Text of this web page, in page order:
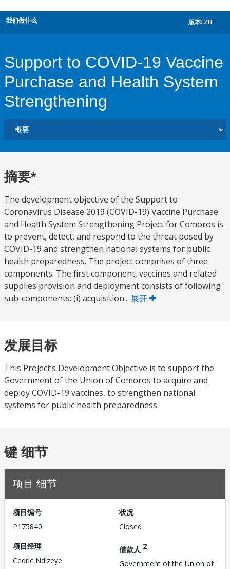
我们做什么 版本: ZH
Support to COVID-19 Vaccine
Purchase and Health System
Strengthening
摘要*
The development objective of the Support to
Coronavirus Disease 2019 (COVID-19) Vaccine Purchase
and Health System Strengthening Project for Comoros is
to prevent, detect, and respond to the threat posed by
COVID-19 and strengthen national systems for public
health preparedness. The project comprises of three
components. The first component, vaccines and related
supplies provision and deployment consists of following
sub-components: (i) acquisition... 展开
发展目标
This Project’s Development Objective is to support the
Government of the Union of Comoros to acquire and
deploy COVID-19 vaccines, to strengthen national
systems for public health preparedness
键 细节
项目 细节
项目编号
P175840
状况
Closed
项目经理
Cedric Ndizeye
借款人 2
Government of the Union of